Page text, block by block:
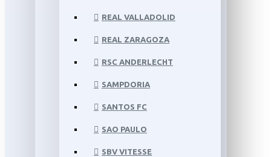
REAL VALLADOLID
REAL ZARAGOZA
RSC ANDERLECHT
SAMPDORIA
SANTOS FC
SAO PAULO
SBV VITESSE